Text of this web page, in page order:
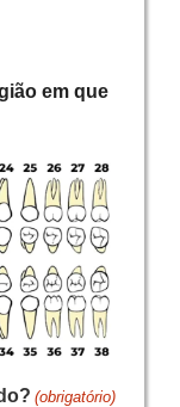
em que
(obrigatório)